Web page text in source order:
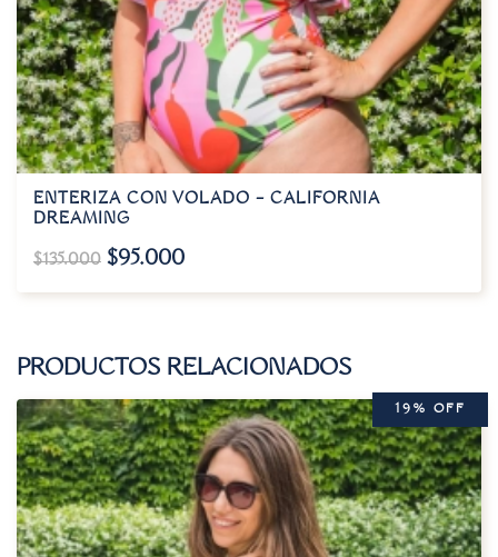
ENTERIZA CON VOLADO – CALIFORNIA
DREAMING
$135.000 $95.000
PRODUCTOS RELACIONADOS
19% OFF